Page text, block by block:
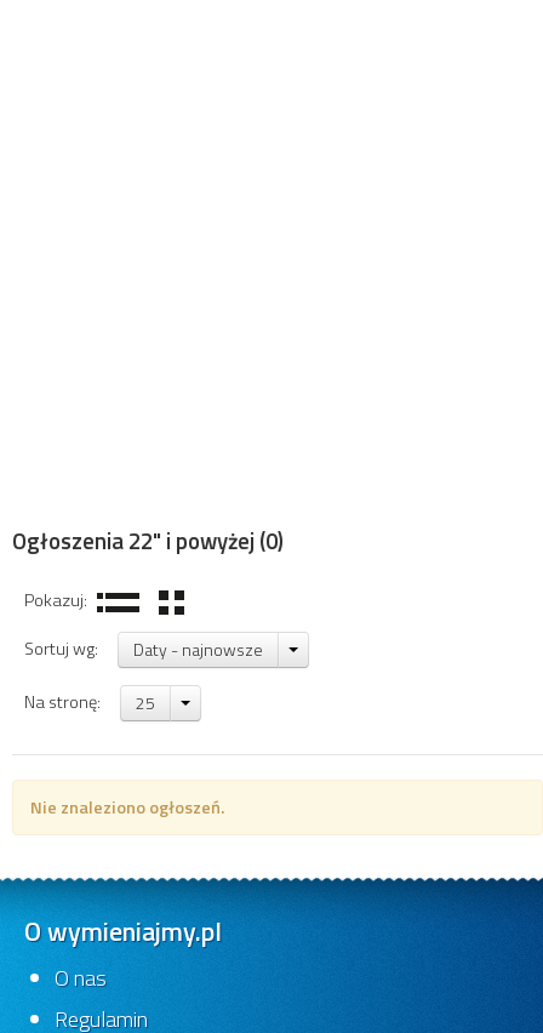
Ogłoszenia 22" i powyżej (0)
Pokazuj:
Sortuj wg:
Daty - najnowsze
Na stronę: 25
Nie znaleziono ogłoszeń.
O wymieniajmy.pl
O nas
Regulamin